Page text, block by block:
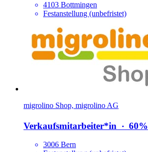
4103 Bottmingen
Festanstellung (unbefristet)
migrolino Shop, migrolino AG
Verkaufsmitarbeiter*​in ‧ 60%
3006 Bern